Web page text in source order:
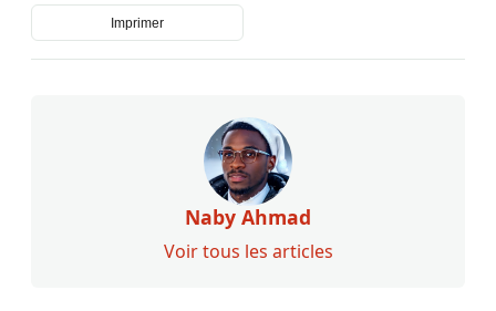
Imprimer
Naby Ahmad
Voir tous les articles